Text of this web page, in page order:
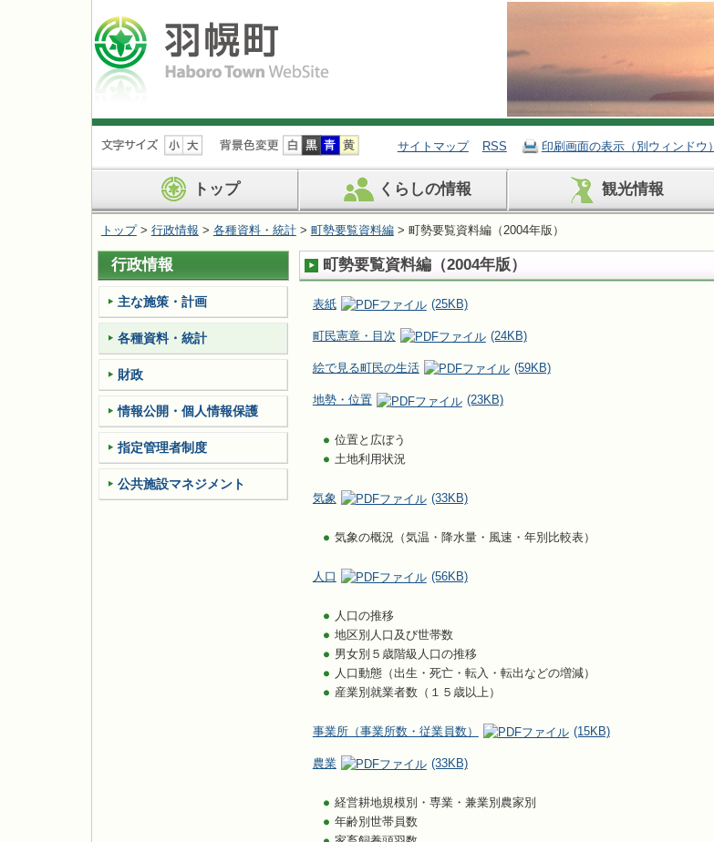
ナ
ビ
ョ
ン
を
飛
ば
す
サイトマップ RSS 印刷画面の表示（別ウィンドウ）
トップ くらしの情報 観光情報
トップ> 行政情報 > 各種資料・統計> 町勢要覧資料編> 町勢要覧資料編（2004年版）
町勢要覧資料編（2004年版）
表紙 (25KB)
町民憲章・目次 (24KB)
絵で見る町民の生活 (59KB)
地勢・位置 (23KB)
位置と広ぼう
土地利用状況
気象 (33KB)
気象の概況（気温・降水量・風速・年別比較表）
人口 (56KB)
人口の推移
地区別人口及び世帯数
男女別５歳階級人口の推移
人口動態（出生・死亡・転入・転出などの増減）
産業別就業者数（１５歳以上）
事業所（事業所数・従業員数） (15KB)
農業 (33KB)
経営耕地規模別・専業・兼業別農家別
年齢別世帯員数
行政情報
主な施策・計画
各種資料・統計
財政
情報公開・個人情報保護
指定管理者制度
公共施設マネジメント